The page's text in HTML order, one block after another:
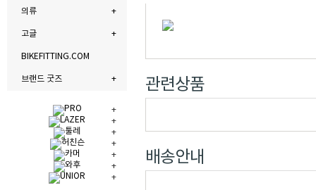
의류
고글
BIKEFITTING.COM
브랜드 굿즈 관련상품
배송안내